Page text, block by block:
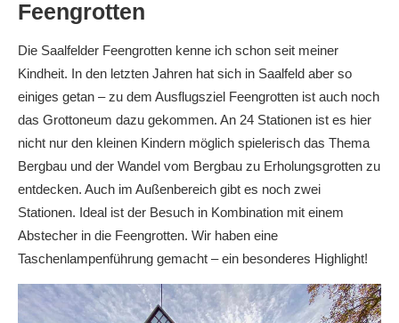
Feengrotten
Die Saalfelder Feengrotten kenne ich schon seit meiner
Kindheit. In den letzten Jahren hat sich in Saalfeld aber so
einiges getan – zu dem Ausflugsziel Feengrotten ist auch noch
das Grottoneum dazu gekommen. An 24 Stationen ist es hier
nicht nur den kleinen Kindern möglich spielerisch das Thema
Bergbau und der Wandel vom Bergbau zu Erholungsgrotten zu
entdecken. Auch im Außenbereich gibt es noch zwei
Stationen. Ideal ist der Besuch in Kombination mit einem
Abstecher in die Feengrotten. Wir haben eine
Taschenlampenführung gemacht – ein besonderes Highlight!